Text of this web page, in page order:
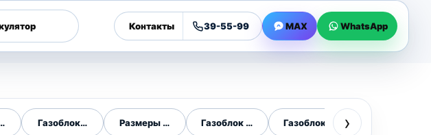
Контакты 39-55-99 MAX WhatsApp
в городеГазоблоки по областиРазмеры газоблокаГазоблок 600х300х200Газоблок 200 мм
›